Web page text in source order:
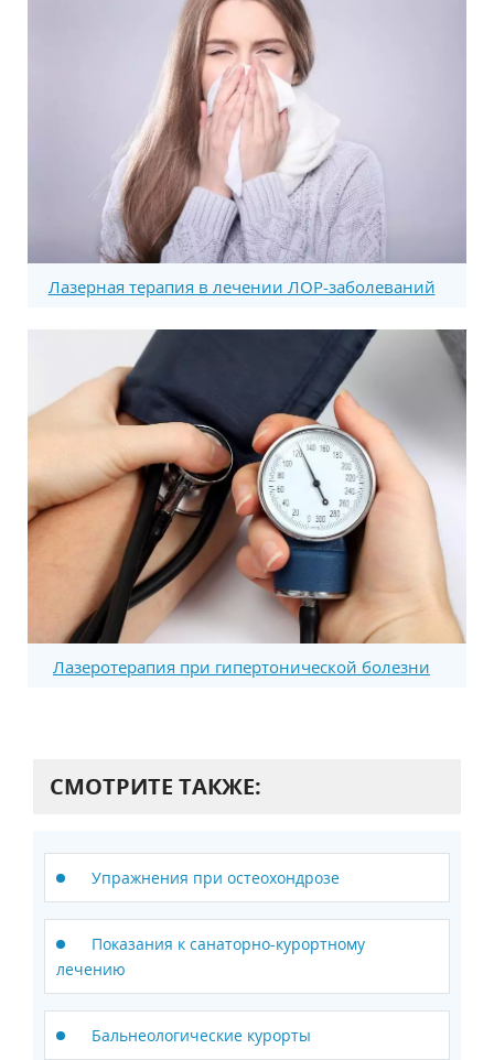
Лазерная терапия в лечении ЛОР-заболеваний
Лазеротерапия при гипертонической болезни
СМОТРИТЕ ТАКЖЕ:
Упражнения при остеохондрозе
Показания к санаторно-курортному
лечению
Бальнеологические курорты